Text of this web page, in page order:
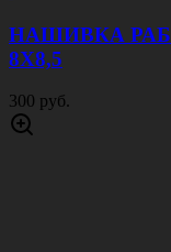
НАШИВКА
8Х8,5
300 руб.